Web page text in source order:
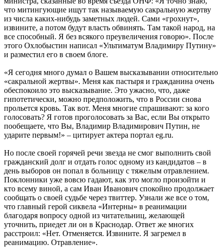
что митингующие ищут так называемую сакральную жертву
из числа каких-нибудь заметных людей. Сами «грохнут»,
извините, а потом будут власть обвинять. Там такой народ, на
все способный. Я без всякого преувеличения говорю». После
этого Охлобыстин написал «Ультиматум Владимиру Путину»
и разместил его в своем блоге.
«Я сегодня много думал о Вашем высказывании относительно
«сакральной жертвы». Меня как пастыря и гражданина очень
обеспокоило это высказывание. Это ужасно, что, даже
гипотетически, можно предположить, что в России снова
прольется кровь. Так вот. Меня многие спрашивают: за кого
голосовать? Я готов проголосовать за Вас, если Вы открыто
пообещаете, что Вы, Владимир Владимирович Путин, не
ударите первым!» – цитирует актера портал eg.ru.
Но после своей горячей речи звезда не смог выполнить свой
гражданский долг и отдать голос одному из кандидатов – в
день выборов он попал в больницу с тяжелым отравлением.
Поклонники уже вовсю гадают, как это могло произойти и
кто всему виной, а сам Иван Иванович спокойно продолжает
сообщать о своей судьбе через твиттер. Узнали же все о том,
что главный герой сиквела «Интерны» в реанимации
благодаря вопросу одной из читательниц, желающей
уточнить, приедет ли он в Краснодар. Ответ же многих
расстроил: «Нет. Отменяется. Извините. Я загремел в
реанимацию. Отравление».